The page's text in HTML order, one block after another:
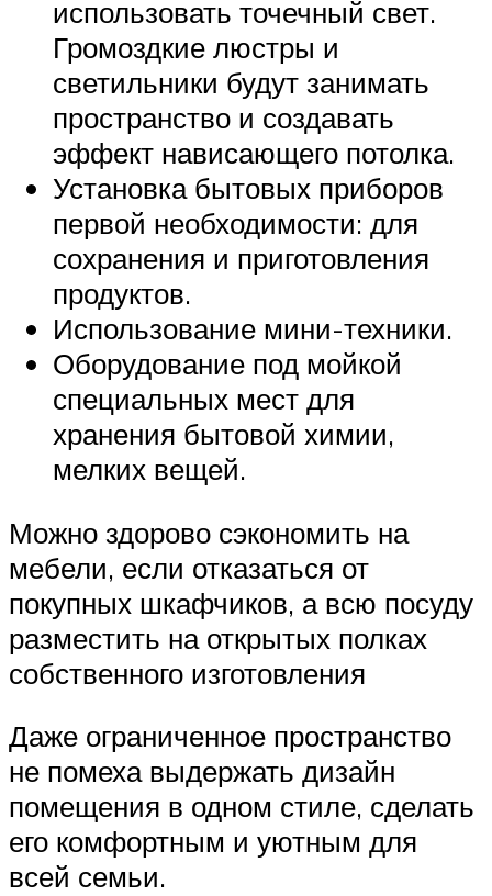
использовать точечный свет.
Громоздкие люстры и
светильники будут занимать
пространство и создавать
эффект нависающего потолка.
Установка бытовых приборов
первой необходимости: для
сохранения и приготовления
продуктов.
Использование мини-техники.
Оборудование под мойкой
специальных мест для
хранения бытовой химии,
мелких вещей.
Можно здорово сэкономить на
мебели, если отказаться от
покупных шкафчиков, а всю посуду
разместить на открытых полках
собственного изготовления
Даже ограниченное пространство
не помеха выдержать дизайн
помещения в одном стиле, сделать
его комфортным и уютным для
всей семьи.